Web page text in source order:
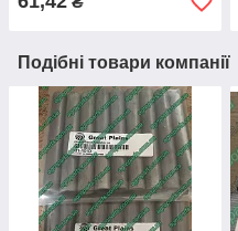
затискач Great Plains
Подібні товари компанії